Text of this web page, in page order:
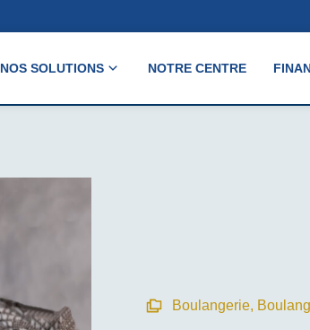
NOS SOLUTIONS NOTRE CENTRE
Boulangerie,